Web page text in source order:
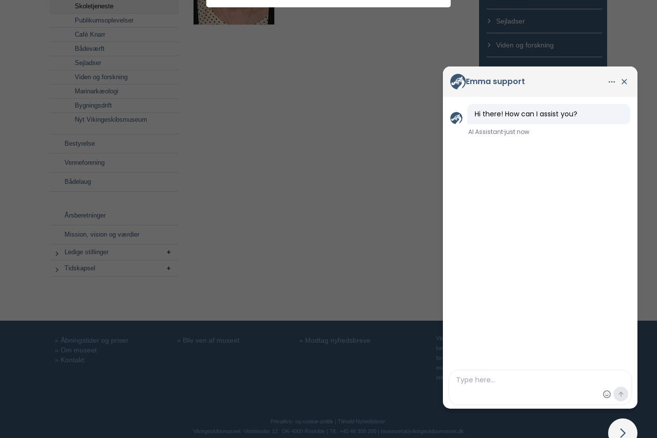
Skoletjeneste
Publikumsoplevelser
Café Knarr
Bådeværft
Sejladser
Viden og forskning
Marinarkæologi
Bygningsdrift
Nyt Vikingeskibsmuseum
Bestyrelse
Venneforening
Bådelaug
Årsberetninger
Mission, vision og værdier
Ledige stillinger
Tidskapsel
Sejladser
Viden og forskning
Marinarkæologi
Nyt Vikingeskibsmuseum
» Åbningstider og priser
» Om museet
» Kontakt
» Bliv ven af museet » Modtag nyhedsbreve
Vikingeskibsmuseet er Danmarks museum for mennesket, skibet og
havet i oldtid og middelalder. Museet søger gennem udstillinger,
forskning og eksperimentel arkæologi at skabe et levende og
moderne museum, der gør vores maritime forhistorie interessant og
relevant for nutidens mennesker.
Privatlivs- og cookie-politik | Tilmeld Nyhedsbrev
Vikingeskibsmuseet: Vindeboder 12 . DK-4000 Roskilde | Tlf.: +45 46 300 200 | museum(at)vikingeskibsmuseet.dk